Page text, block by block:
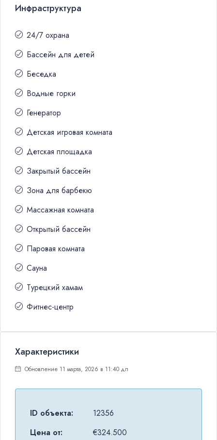
Инфраструктура
24/7 охрана
Бассейн для детей
Беседка
Водные горки
Генератор
Детская игровая комната
Детская площадка
Закрытый бассейн
Зона для барбекю
Массажная комната
Открытый бассейн
Паровая комната
Сауна
Турецкий хамам
Фитнес-центр
Характеристики
Обновление 11 марта, 2026 в 11:40 дп
ID объекта:
12356
Цена от:
€324.500